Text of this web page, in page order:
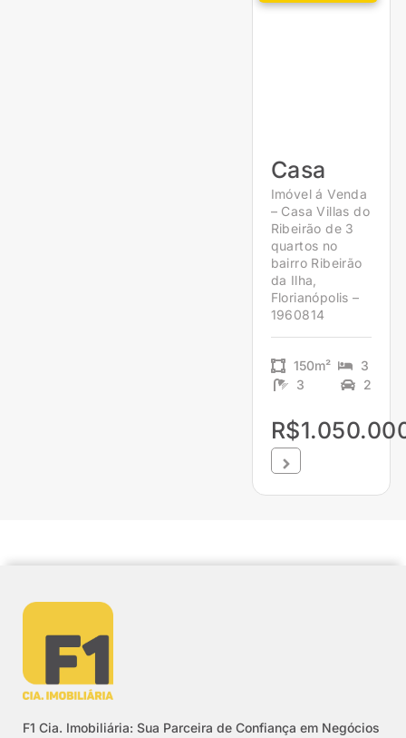
Casa
Imóvel á Venda
– Casa Villas do
Ribeirão de 3
quartos no
bairro Ribeirão
da Ilha,
Florianópolis –
1960814
150m²
3
3
2
F1 Cia. Imobiliária: Sua Parceira de Confiança em Negócios